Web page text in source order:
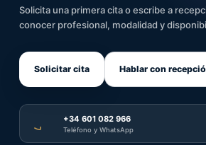
Solicita una primera cita o escribe a
conocer profesional, modalidad y
Solicitar cita Hablar con
+34 601 082 966
Teléfono y WhatsApp